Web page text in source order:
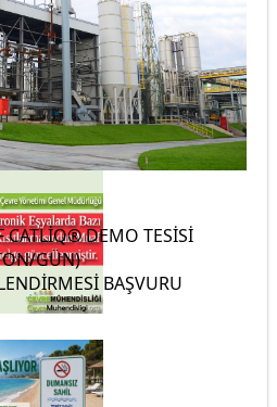
CATLİQ® DEMO TESİSİ
GÜN)
BAŞVURU